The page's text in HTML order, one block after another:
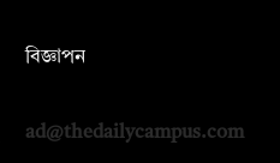
বিজ্ঞাপন
ad@thedailycampus.com